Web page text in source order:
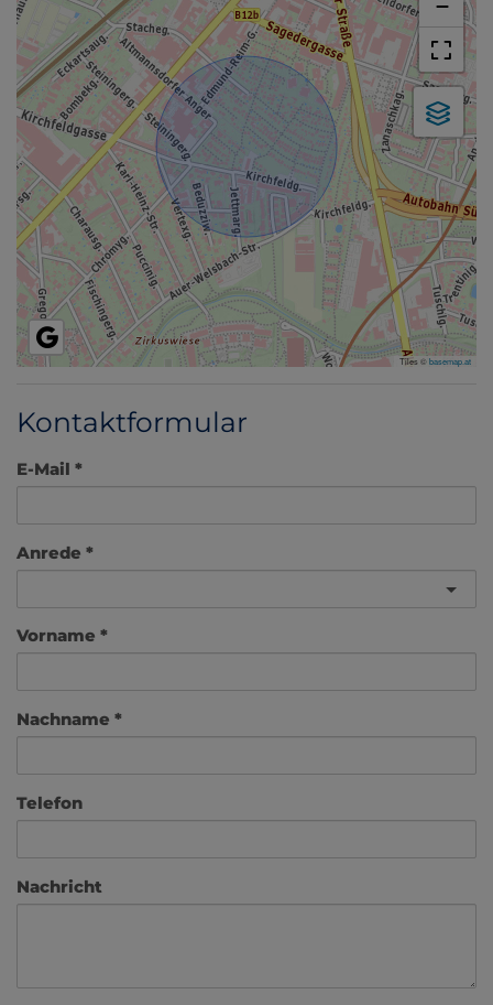
−
Tiles ©basemap.at
Kontaktformular
E-Mail
Anrede
Vorname
Nachname
Telefon
Nachricht